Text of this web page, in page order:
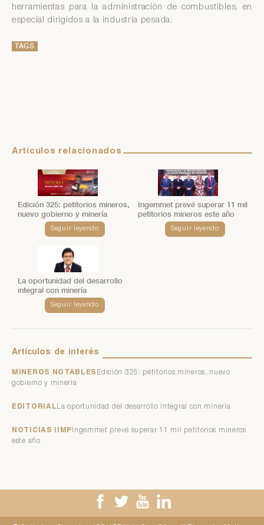
herramientas para la administración de combustibles, en
especial dirigidos a la industria pesada.
TAGS
Artículos relacionados
Edición 325: petitorios mineros,
nuevo gobierno y minería
Seguir leyendo
Ingemmet prevé superar 11 mil
petitorios mineros este año
Seguir leyendo
La oportunidad del desarrollo
integral con minería
Seguir leyendo
Artículos de interés
MINEROS NOTABLES Edición 325: petitorios mineros, nuevo
gobierno y minería
EDITORIAL La oportunidad del desarrollo integral con minería
NOTICIAS IIMP Ingemmet prevé superar 11 mil petitorios mineros
este año